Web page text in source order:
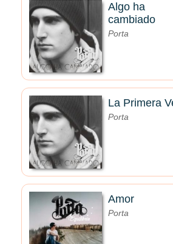
Algo ha
cambiado
Porta
La Primera
Porta
Amor
Porta